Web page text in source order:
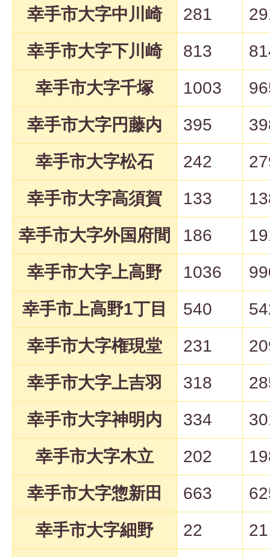
幸手市大字中川崎 281
幸手市大字下川崎
813
幸手市大字千塚
1003
幸手市大字円藤内
395
幸手市大字松石
242
幸手市大字高須賀
133
幸手市大字外国府間
186
幸手市大字上高野
1036
幸手市上高野1丁目
540
幸手市大字権現堂
231
幸手市大字上吉羽
318
幸手市大字神明内
334
幸手市大字木立
202
幸手市大字惣新田
663
幸手市大字細野
22
21